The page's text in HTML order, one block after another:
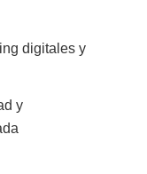
digitales y
y